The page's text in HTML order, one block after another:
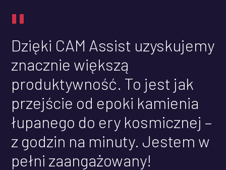
"
Dzięki CAM Assist uzyskujemy
znacznie większą
produktywność. To jest jak
przejście od epoki kamienia
łupanego do ery kosmicznej –
z godzin na minuty. Jestem w
pełni zaangażowany!